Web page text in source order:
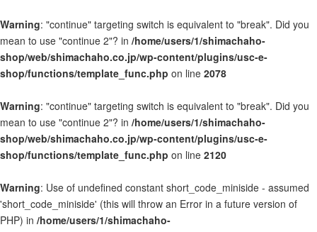
Warning: "continue" targeting switch is equivalent to "break". Did you
mean to use "continue 2"? in /home/users/1/shimachaho-
shop/web/shimachaho.co.jp/wp-content/plugins/usc-e-
shop/functions/template_func.php on line 2078
Warning: "continue" targeting switch is equivalent to "break". Did you
mean to use "continue 2"? in /home/users/1/shimachaho-
shop/web/shimachaho.co.jp/wp-content/plugins/usc-e-
shop/functions/template_func.php on line 2120
Warning: Use of undefined constant short_code_miniside - assumed
'short_code_miniside' (this will throw an Error in a future version of
PHP) in /home/users/1/shimachaho-